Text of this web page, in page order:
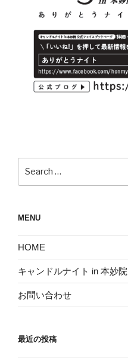
MENU
HOME
キャンドルナイト in 本妙
お問い合わせ
最近の投稿